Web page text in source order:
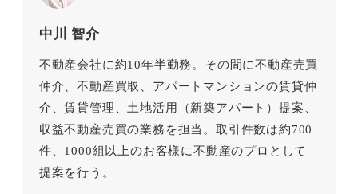
中川 智介
不動産会社に約10年半勤務。その間に不動産売買
仲介、不動産買取、アパートマンションの賃貸仲
介、賃貸管理、土地活用（新築アパート）提案、
収益不動産売買の業務を担当。取引件数は約700
件、1000組以上のお客様に不動産のプロとして
提案を行う。